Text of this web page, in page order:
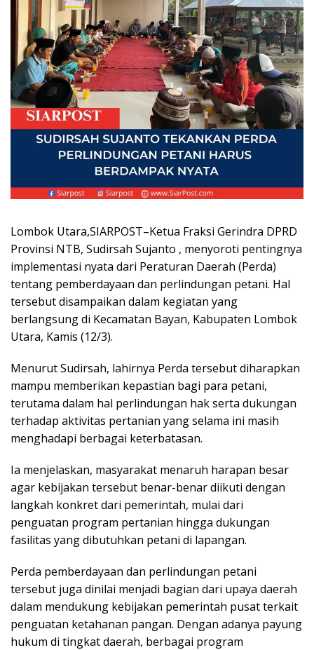
Lombok Utara,SIARPOST–Ketua Fraksi Gerindra DPRD
Provinsi NTB, Sudirsah Sujanto , menyoroti pentingnya
implementasi nyata dari Peraturan Daerah (Perda)
tentang pemberdayaan dan perlindungan petani. Hal
tersebut disampaikan dalam kegiatan yang
berlangsung di Kecamatan Bayan, Kabupaten Lombok
Utara, Kamis (12/3).
Menurut Sudirsah, lahirnya Perda tersebut diharapkan
mampu memberikan kepastian bagi para petani,
terutama dalam hal perlindungan hak serta dukungan
terhadap aktivitas pertanian yang selama ini masih
menghadapi berbagai keterbatasan.
Ia menjelaskan, masyarakat menaruh harapan besar
agar kebijakan tersebut benar-benar diikuti dengan
langkah konkret dari pemerintah, mulai dari
penguatan program pertanian hingga dukungan
fasilitas yang dibutuhkan petani di lapangan.
Perda pemberdayaan dan perlindungan petani
tersebut juga dinilai menjadi bagian dari upaya daerah
dalam mendukung kebijakan pemerintah pusat terkait
penguatan ketahanan pangan. Dengan adanya payung
hukum di tingkat daerah, berbagai program